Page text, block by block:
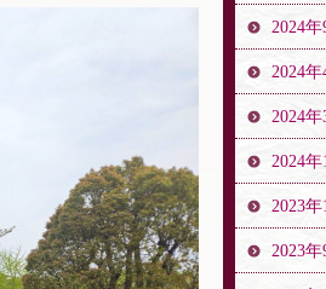
2024
2024
2024
2024
2023
2023